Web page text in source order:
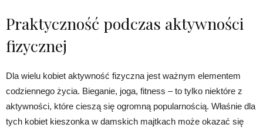
Praktyczność podczas aktywności
fizycznej
Dla wielu kobiet aktywność fizyczna jest ważnym elementem
codziennego życia. Bieganie, joga, fitness – to tylko niektóre z
aktywności, które cieszą się ogromną popularnością. Właśnie dla
tych kobiet kieszonka w damskich majtkach może okazać się